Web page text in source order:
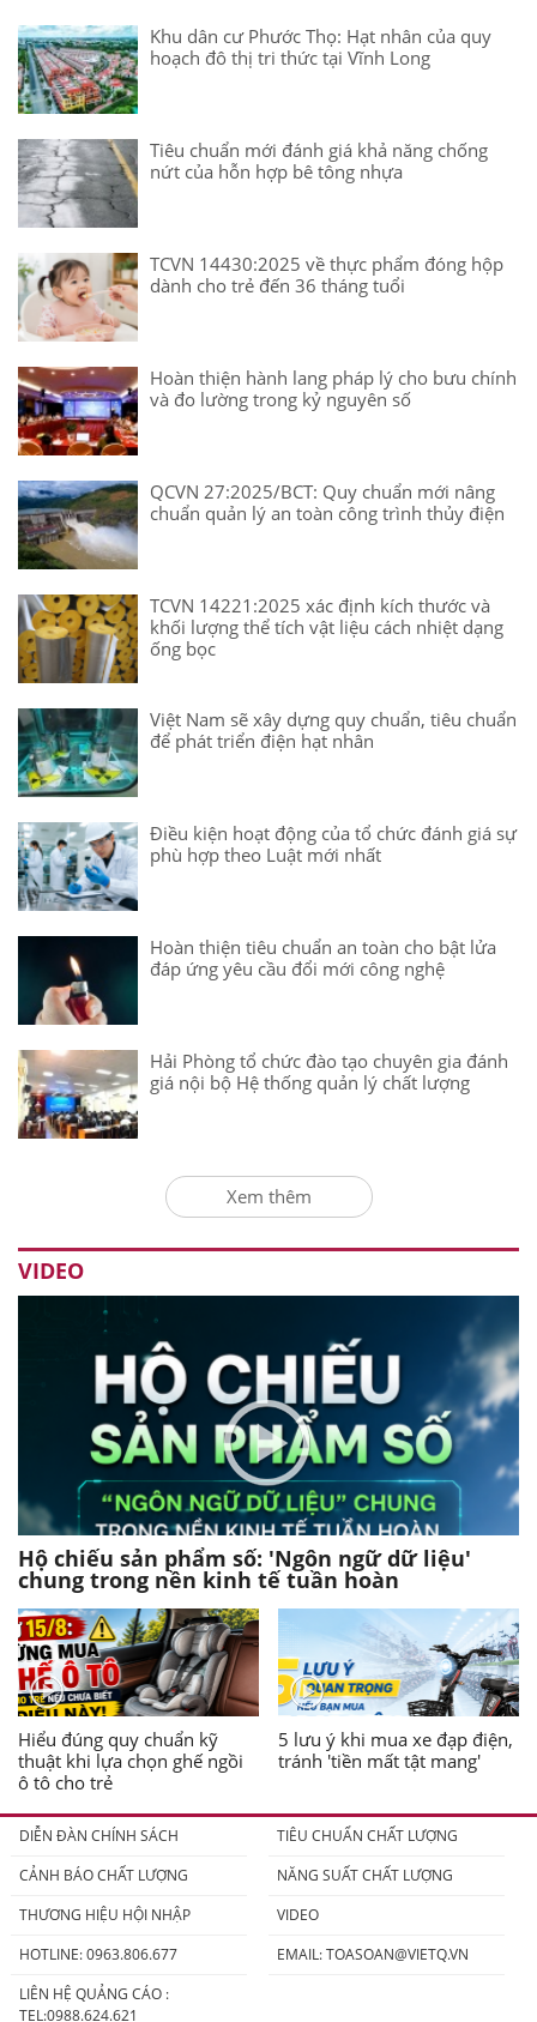
Khu dân cư Phước Thọ: Hạt nhân của quy
hoạch đô thị tri thức tại Vĩnh Long
Tiêu chuẩn mới đánh giá khả năng chống
nứt của hỗn hợp bê tông nhựa
TCVN 14430:2025 về thực phẩm đóng hộp
dành cho trẻ đến 36 tháng tuổi
Hoàn thiện hành lang pháp lý cho bưu chính
và đo lường trong kỷ nguyên số
QCVN 27:2025/BCT: Quy chuẩn mới nâng
chuẩn quản lý an toàn công trình thủy điện
TCVN 14221:2025 xác định kích thước và
khối lượng thể tích vật liệu cách nhiệt dạng
ống bọc
Việt Nam sẽ xây dựng quy chuẩn, tiêu chuẩn
để phát triển điện hạt nhân
Điều kiện hoạt động của tổ chức đánh giá sự
phù hợp theo Luật mới nhất
Hoàn thiện tiêu chuẩn an toàn cho bật lửa
đáp ứng yêu cầu đổi mới công nghệ
Hải Phòng tổ chức đào tạo chuyên gia đánh
giá nội bộ Hệ thống quản lý chất lượng
Xem thêm
VIDEO
Hộ chiếu sản phẩm số: 'Ngôn ngữ dữ liệu'
chung trong nền kinh tế tuần hoàn
Hiểu đúng quy chuẩn kỹ
thuật khi lựa chọn ghế ngồi
ô tô cho trẻ
5 lưu ý khi mua xe đạp điện,
tránh 'tiền mất tật mang'
DIỄN ĐÀN CHÍNH SÁCH
TIÊU CHUẨN CHẤT LƯỢNG
CẢNH BÁO CHẤT LƯỢNG
NĂNG SUẤT CHẤT LƯỢNG
THƯƠNG HIỆU HỘI NHẬP
VIDEO
HOTLINE: 0963.806.677
EMAIL:TOASOAN@VIETQ.VN
LIÊN HỆ QUẢNG CÁO :
TEL:0988.624.621